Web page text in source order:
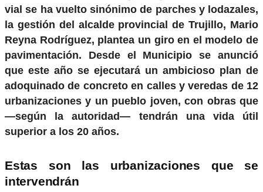
vial se ha vuelto sinónimo de parches y lodazales,
la gestión del alcalde provincial de Trujillo, Mario
Reyna Rodríguez, plantea un giro en el modelo de
pavimentación. Desde el Municipio se anunció
que este año se ejecutará un ambicioso plan de
adoquinado de concreto en calles y veredas de 12
urbanizaciones y un pueblo joven, con obras que
—según la autoridad— tendrán una vida útil
superior a los 20 años.
Estas son las urbanizaciones que se
intervendrán